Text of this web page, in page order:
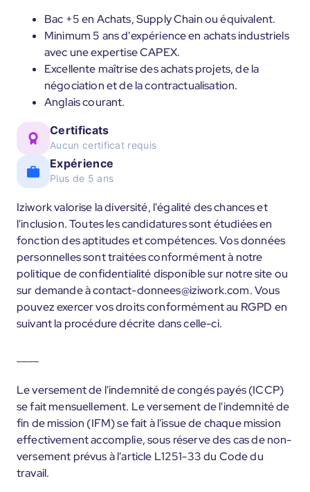
Bac +5 en Achats, Supply Chain ou équivalent.
Minimum 5 ans d'expérience en achats industriels
avec une expertise CAPEX.
Excellente maîtrise des achats projets, de la
négociation et de la contractualisation.
Anglais courant.
Certificats
Aucun certificat requis
Expérience
Plus de 5 ans
Iziwork valorise la diversité, l'égalité des chances et
l'inclusion. Toutes les candidatures sont étudiées en
fonction des aptitudes et compétences. Vos données
personnelles sont traitées conformément à notre
politique de confidentialité disponible sur notre site ou
sur demande à contact-donnees@iziwork.com. Vous
pouvez exercer vos droits conformément au RGPD en
suivant la procédure décrite dans celle-ci.
Le versement de l'indemnité de congés payés (ICCP)
se fait mensuellement. Le versement de l'indemnité de
fin de mission (IFM) se fait à l'issue de chaque mission
effectivement accomplie, sous réserve des cas de non-
versement prévus à l'article L1251-33 du Code du
travail.